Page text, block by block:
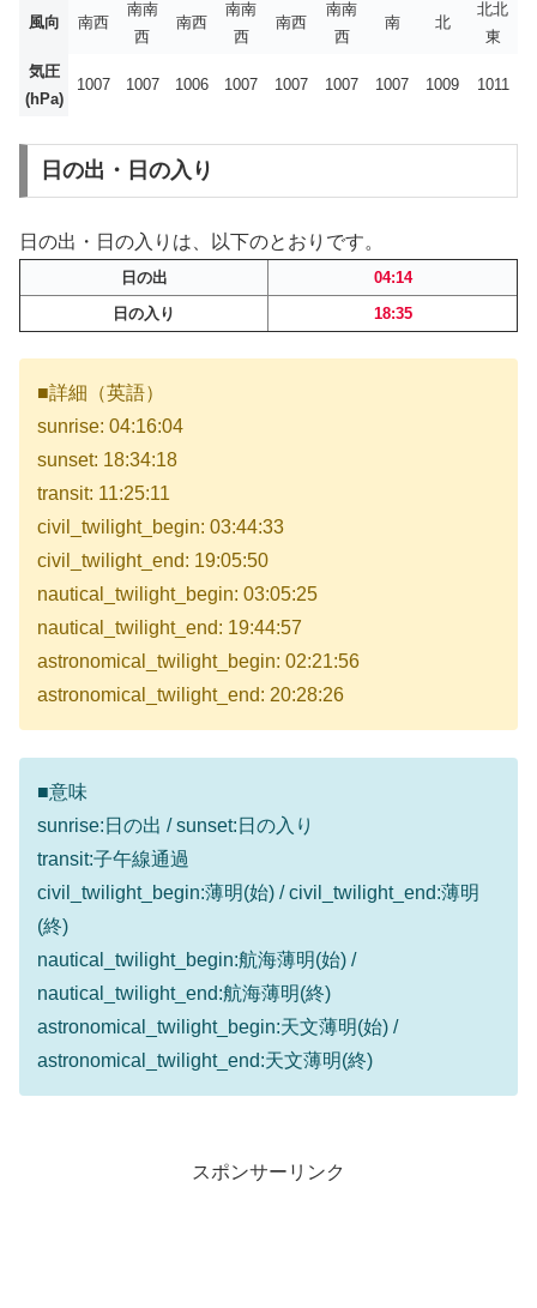
風向 南西
南南
西
南西
南南
西
南西
南南
西
南 北
北北
東
気圧
(hPa)
1007 1007 1006 1007 1007 1007 1007 1009 1011
日の出・日の入り
日の出・日の入りは、以下のとおりです。
日の出
04:14
日の入り
18:35
■詳細（英語）
sunrise: 04:16:04
sunset: 18:34:18
transit: 11:25:11
civil_twilight_begin: 03:44:33
civil_twilight_end: 19:05:50
nautical_twilight_begin: 03:05:25
nautical_twilight_end: 19:44:57
astronomical_twilight_begin: 02:21:56
astronomical_twilight_end: 20:28:26
■意味
sunrise:日の出 / sunset:日の入り
transit:子午線通過
civil_twilight_begin:薄明(始) / civil_twilight_end:薄明
(終)
nautical_twilight_begin:航海薄明(始) /
nautical_twilight_end:航海薄明(終)
astronomical_twilight_begin:天文薄明(始) /
astronomical_twilight_end:天文薄明(終)
スポンサーリンク